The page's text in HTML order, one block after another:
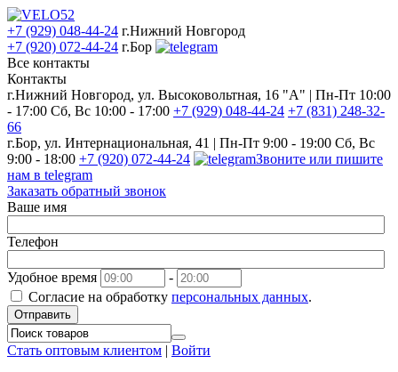
+7 (929) 048-44-24 г.Нижний Новгород
+7 (920) 072-44-24 г.Бор
Все контакты
Контакты
г.Нижний Новгород, ул. Высоковольтная, 16 "А" | Пн-Пт 10:00
- 17:00 Сб, Вс 10:00 - 17:00 +7 (929) 048-44-24 +7 (831) 248-32-
66
г.Бор, ул. Интернациональная, 41 | Пн-Пт 9:00 - 19:00 Сб, Вс
9:00 - 18:00 +7 (920) 072-44-24
Звоните или пишите
нам в telegram
Заказать обратный звонок
Ваше имя
Телефон
Удобное время
-
Согласие на обработку персональных данных.
Отправить
Стать оптовым клиентом | Войти